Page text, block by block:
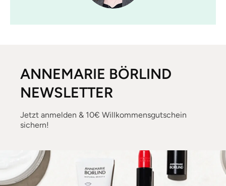
ANNEMARIE BÖRLIND
NEWSLETTER
Jetzt anmelden & 10€ Willkommensgutschein
sichern!